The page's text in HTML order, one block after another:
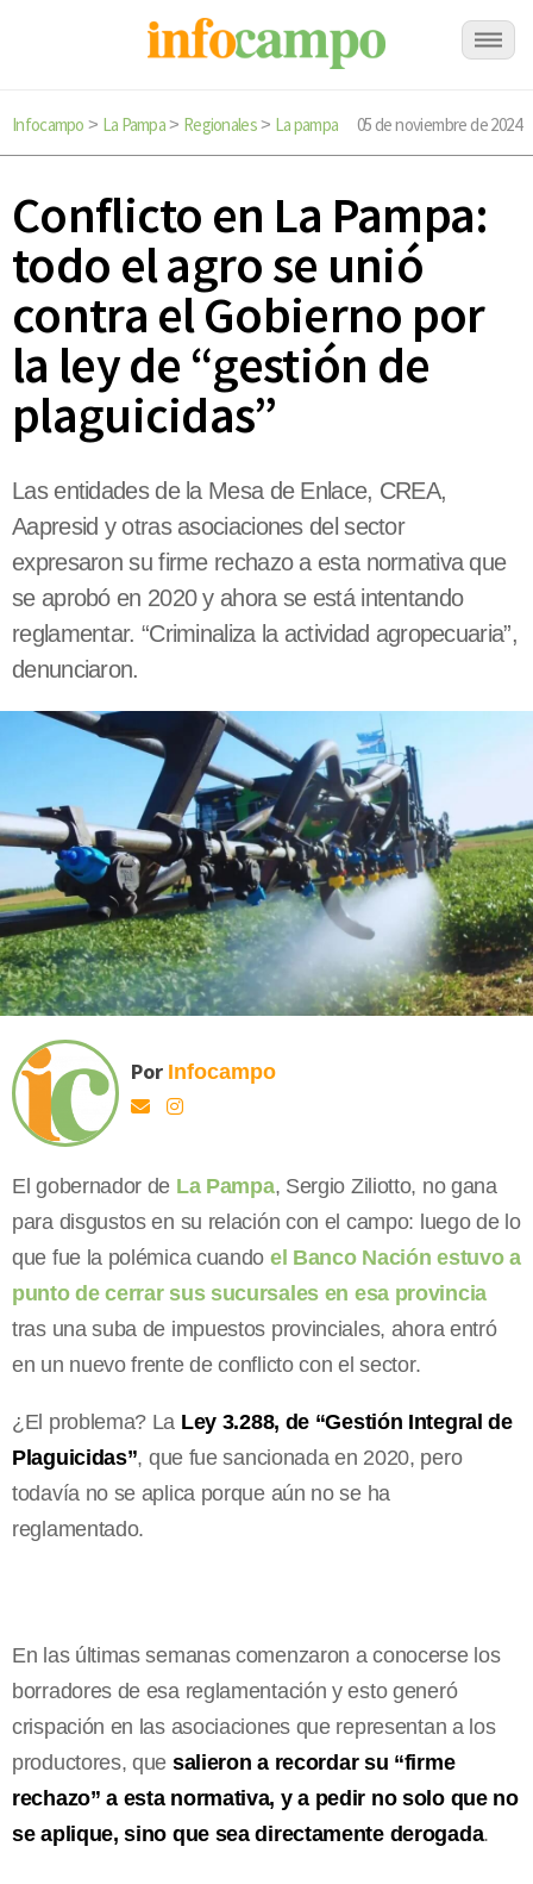
Infocampo > La Pampa> Regionales> La pampa 05 de noviembre de 2024
Conflicto en La Pampa:
todo el agro se unió
contra el Gobierno por
la ley de “gestión de
plaguicidas”
Las entidades de la Mesa de Enlace, CREA,
Aapresid y otras asociaciones del sector
expresaron su firme rechazo a esta normativa que
se aprobó en 2020 y ahora se está intentando
reglamentar. “Criminaliza la actividad agropecuaria”,
denunciaron.
Por Infocampo
El gobernador de La Pampa, Sergio Ziliotto, no gana
para disgustos en su relación con el campo: luego de lo
que fue la polémica cuando el Banco Nación estuvo a
punto de cerrar sus sucursales en esa provincia
tras una suba de impuestos provinciales, ahora entró
en un nuevo frente de conflicto con el sector.
¿El problema? La Ley 3.288, de “Gestión Integral de
Plaguicidas”, que fue sancionada en 2020, pero
todavía no se aplica porque aún no se ha
reglamentado.
En las últimas semanas comenzaron a conocerse los
borradores de esa reglamentación y esto generó
crispación en las asociaciones que representan a los
productores, que salieron a recordar su “firme
rechazo” a esta normativa, y a pedir no solo que no
se aplique, sino que sea directamente derogada.